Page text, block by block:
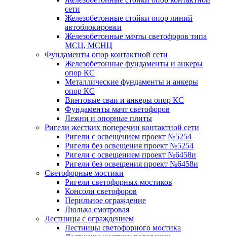
сети
Железобетонные стойки опор линий
автоблокировки
Железобетонные мачты светофоров типа
МСЦ, МСНЦ
Фундаменты опор контактной сети
Железобетонные фундаменты и анкеры
опор КС
Металлические фундаменты и анкеры
опор КС
Винтовые сваи и анкеры опор КС
Фундаменты мачт светофоров
Лежни и опорные плиты
Ригели жестких поперечин контактной сети
Ригели с освещением проект №5254
Ригели без освещения проект №5254
Ригели с освещением проект №6458и
Ригели без освещения проект №6458и
Светофорные мостики
Ригели светофорных мостиков
Консоли светофоров
Перильное ограждение
Люлька смотровая
Лестницы с ограждением
Лестницы светофорного мостика